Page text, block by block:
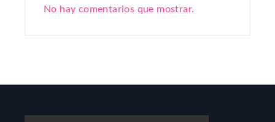
No hay comentarios que mostrar.